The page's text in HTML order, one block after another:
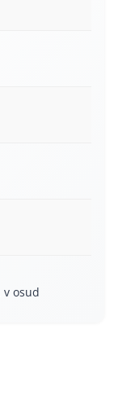
osud